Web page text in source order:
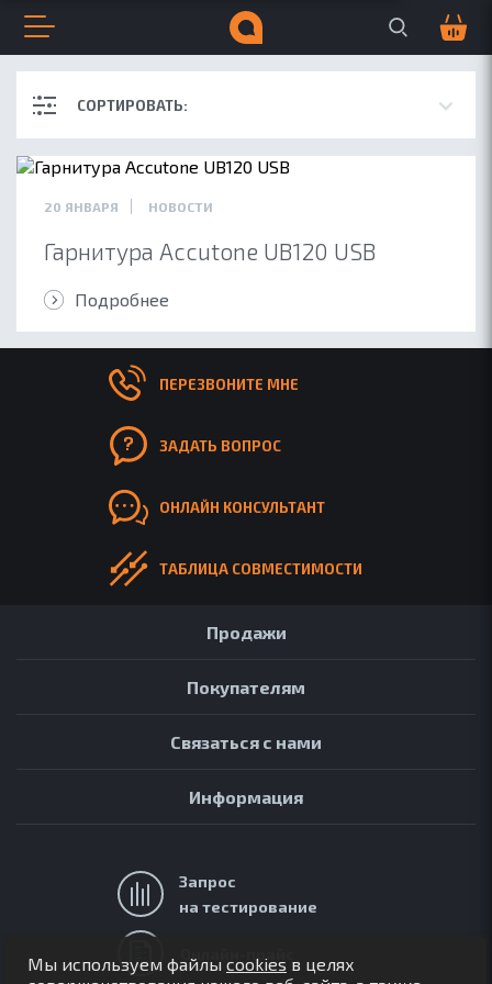
Открыть меню
Поиск по сайту
Всплывающее меню
Навигация по сайту
КОНТАКТЫ
АРХИВ
FAQ
Закрыть меню
20 ЯНВАРЯ НОВОСТИ
Гарнитура Accutone UB120 USB
Подробнее
СОРТИРОВАТЬ:
Мы используем файлы cookies в целях
ПЕРЕЗВОНИТЕ МНЕ
ЗАДАТЬ ВОПРОС
ОНЛАЙН КОНСУЛЬТАНТ
ТАБЛИЦА СОВМЕСТИМОСТИ
Продажи
Покупателям
Связаться с нами
Информация
Запрос
на тестирование